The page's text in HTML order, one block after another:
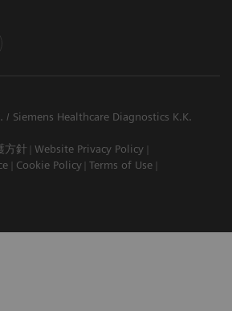
/ Siemens Healthcare Diagnostics K.K.
方針
Website Privacy Policy
Cookie Policy Terms of Use